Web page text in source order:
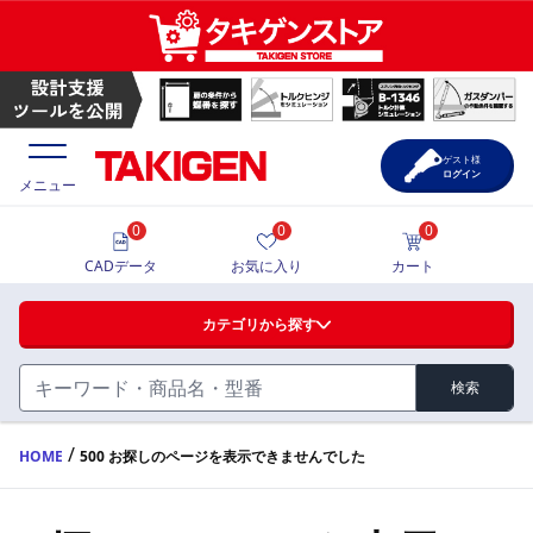
ハンドル・取手・つまみ・周辺機器
FA・A
蝶番・ステー・周辺機器
価格一覧
製品カタログ
メニュー
カテゴリから探す
検索
0
CADデータ
0
お気に入り
0
カート
ゲスト様
ログイン
HOME / 500 お探しのページを表示できませんでした